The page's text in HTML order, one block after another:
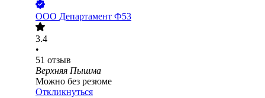
ООО Департамент Ф53
3.4
•
51 отзыв
Верхняя Пышма
Можно без резюме
Откликнуться